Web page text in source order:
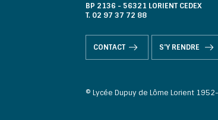
BP 2136 - 56321 LORIENT CEDEX
T. 02 97 37 72 88
CONTACT S'Y RENDRE
© Lycée Dupuy de Lôme Lorient